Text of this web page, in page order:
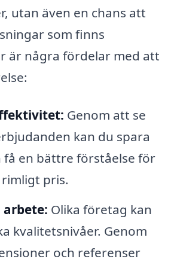
utan även en chans att
som finns
är några fördelar med att
Genom att se
kan du spara
få en bättre förståelse för
pris.
Olika företag kan
kvalitetsnivåer. Genom
och referenser